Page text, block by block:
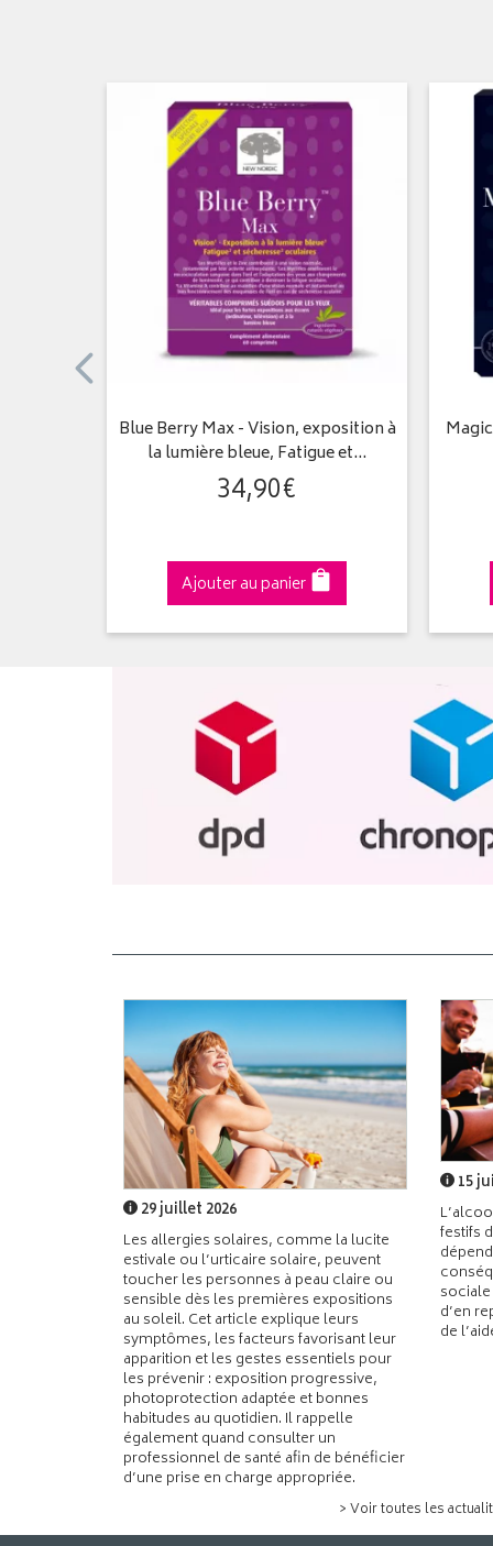
Blue Berry Max - Vision, exposition à
la lumière bleue, Fatigue et…
34,90€
Ajouter au panier
29 juillet 2026
Les allergies solaires, comme la lucite
estivale ou l’urticaire solaire, peuvent
toucher les personnes à peau claire ou
sensible dès les premières expositions
au soleil. Cet article explique leurs
symptômes, les facteurs favorisant leur
apparition et les gestes essentiels pour
les prévenir : exposition progressive,
photoprotection adaptée et bonnes
habitudes au quotidien. Il rappelle
également quand consulter un
professionnel de santé afin de bénéficier
d’une prise en charge appropriée.
15
festifs
d’en
de
> Voir toutes les